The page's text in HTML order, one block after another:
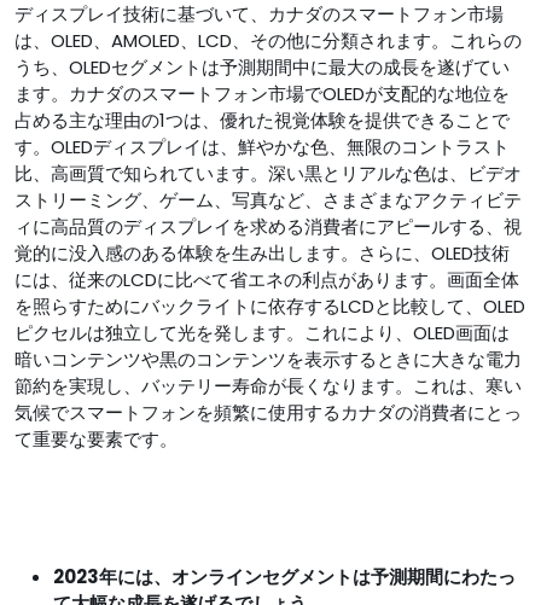
ディスプレイ技術に基づいて、カナダのスマートフォン市場
は、OLED、AMOLED、LCD、その他に分類されます。これらの
うち、OLEDセグメントは予測期間中に最大の成長を遂げてい
ます。カナダのスマートフォン市場でOLEDが支配的な地位を
占める主な理由の1つは、優れた視覚体験を提供できることで
す。OLEDディスプレイは、鮮やかな色、無限のコントラスト
比、高画質で知られています。深い黒とリアルな色は、ビデオ
ストリーミング、ゲーム、写真など、さまざまなアクティビテ
ィに高品質のディスプレイを求める消費者にアピールする、視
覚的に没入感のある体験を生み出します。さらに、OLED技術
には、従来のLCDに比べて省エネの利点があります。画面全体
を照らすためにバックライトに依存するLCDと比較して、OLED
ピクセルは独立して光を発します。これにより、OLED画面は
暗いコンテンツや黒のコンテンツを表示するときに大きな電力
節約を実現し、バッテリー寿命が長くなります。これは、寒い
気候でスマートフォンを頻繁に使用するカナダの消費者にとっ
て重要な要素です。
2023年には、オンラインセグメントは予測期間にわたっ